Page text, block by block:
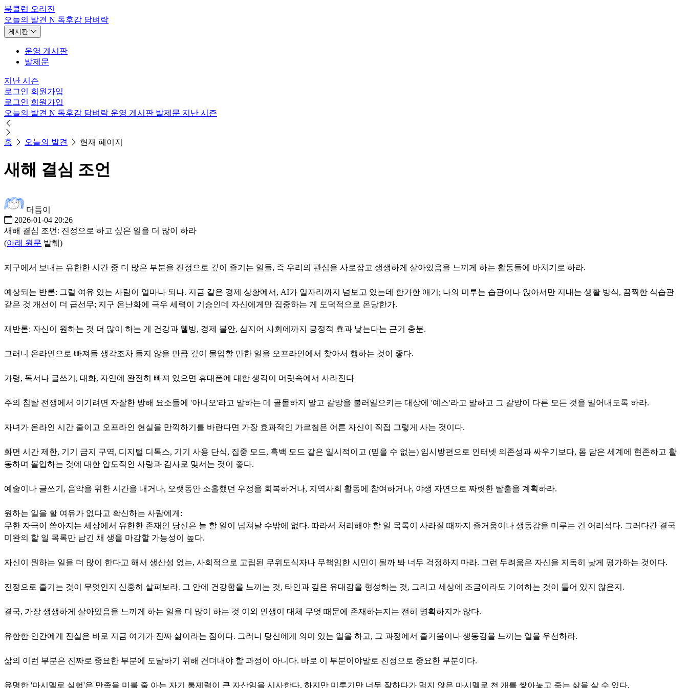
북클럽 오리진
오늘의 발견 N 독후감 담벼락
게시판
운영 게시판
발제문
지난 시즌
로그인 회원가입
로그인 회원가입
오늘의 발견 N 독후감 담벼락 운영 게시판 발제문 지난 시즌
홈 오늘의 발견 현재 페이지
새해 결심 조언
더듬이
2026-01-04 20:26
새해 결심 조언: 진정으로 하고 싶은 일을 더 많이 하라
(아래 원문 발췌)
지구에서 보내는 유한한 시간 중 더 많은 부분을 진정으로 깊이 즐기는 일들, 즉 우리의 관심을 사로잡고 생생하게 살아있음을 느끼게 하는 활동들에 바치기로 하라.
예상되는 반론: 그럴 여유 있는 사람이 얼마나 되나. 지금 같은 경제 상황에서, AI가 일자리까지 넘보고 있는데 한가한 얘기; 나의 미루는 습관이나 앉아서만 지내는 생활 방식, 끔찍한 식습관
같은 것 개선이 더 급선무; 지구 온난화에 극우 세력이 기승인데 자신에게만 집중하는 게 도덕적으로 온당한가.
재반론: 자신이 원하는 것 더 많이 하는 게 건강과 웰빙, 경제 불안, 심지어 사회에까지 긍정적 효과 낳는다는 근거 충분.
그러니 온라인으로 빠져들 생각조차 들지 않을 만큼 깊이 몰입할 만한 일을 오프라인에서 찾아서 행하는 것이 좋다.
가령, 독서나 글쓰기, 대화, 자연에 완전히 빠져 있으면 휴대폰에 대한 생각이 머릿속에서 사라진다
주의 침탈 전쟁에서 이기려면 자잘한 방해 요소들에 '아니오'라고 말하는 데 골몰하지 말고 갈망을 불러일으키는 대상에 '예스'라고 말하고 그 갈망이 다른 모든 것을 밀어내도록 하라.
자녀가 온라인 시간 줄이고 오프라인 현실을 만끽하기를 바란다면 가장 효과적인 가르침은 어른 자신이 직접 그렇게 사는 것이다.
화면 시간 제한, 기기 금지 구역, 디지털 디톡스, 기기 사용 단식, 집중 모드, 흑백 모드 같은 일시적이고 (믿을 수 없는) 임시방편으로 인터넷 의존성과 싸우기보다, 몸 담은 세계에 현존하고 활
동하며 몰입하는 것에 대한 압도적인 사랑과 감사로 맞서는 것이 좋다.
예술이나 글쓰기, 음악을 위한 시간을 내거나, 오랫동안 소홀했던 우정을 회복하거나, 지역사회 활동에 참여하거나, 야생 자연으로 짜릿한 탈출을 계획하라.
원하는 일을 할 여유가 없다고 확신하는 사람에게:
무한 자극이 쏟아지는 세상에서 유한한 존재인 당신은 늘 할 일이 넘쳐날 수밖에 없다. 따라서 처리해야 할 일 목록이 사라질 때까지 즐거움이나 생동감을 미루는 건 어리석다. 그러다간 결국
미완의 할 일 목록만 남긴 채 생을 마감할 가능성이 높다.
자신이 원하는 일을 더 많이 한다고 해서 생산성 없는, 사회적으로 고립된 무위도식자나 무책임한 시민이 될까 봐 너무 걱정하지 마라. 그런 두려움은 자신을 지독히 낮게 평가하는 것이다.
진정으로 즐기는 것이 무엇인지 신중히 살펴보라. 그 안에 건강함을 느끼는 것, 타인과 깊은 유대감을 형성하는 것, 그리고 세상에 조금이라도 기여하는 것이 들어 있지 않은지.
결국, 가장 생생하게 살아있음을 느끼게 하는 일을 더 많이 하는 것 이외 인생이 대체 무엇 때문에 존재하는지는 전혀 명확하지가 않다.
유한한 인간에게 진실은 바로 지금 여기가 진짜 삶이라는 점이다. 그러니 당신에게 의미 있는 일을 하고, 그 과정에서 즐거움이나 생동감을 느끼는 일을 우선하라.
삶의 이런 부분은 진짜로 중요한 부분에 도달하기 위해 견뎌내야 할 과정이 아니다. 바로 이 부분이야말로 진정으로 중요한 부분이다.
유명한 '마시멜로 실험'은 만족을 미룰 줄 아는 자기 통제력이 큰 자산임을 시사한다. 하지만 미루기만 너무 잘하다가 먹지 않은 마시멜로 천 개를 쌓아놓고 죽는 삶을 살 수 있다.